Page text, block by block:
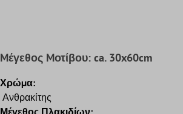
Mέγεθος Mοτίβου: ca. 30x60cm
Χρώμα:
Ανθρακίτης
Μέγεθος Πλακιδίων: